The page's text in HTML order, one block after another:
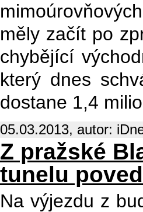
měly začít po
chybějící
který dnes
dostane 1,4
05.03.2013, autor:
Z pražské
tunelu
Na výjezdu z